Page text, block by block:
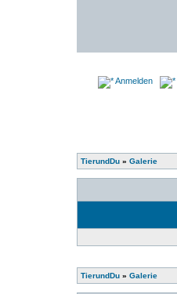
Anmelden
TierundDu » Galerie
TierundDu » Galerie